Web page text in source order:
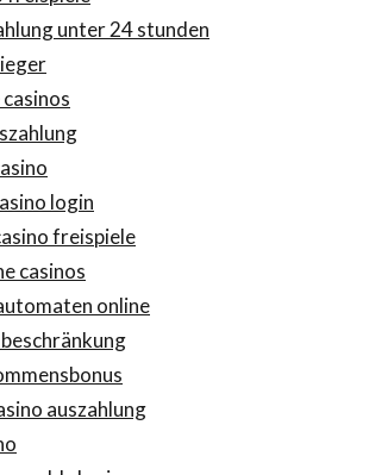
unter 24 stunden
login
freispiele
casinos
online
auszahlung